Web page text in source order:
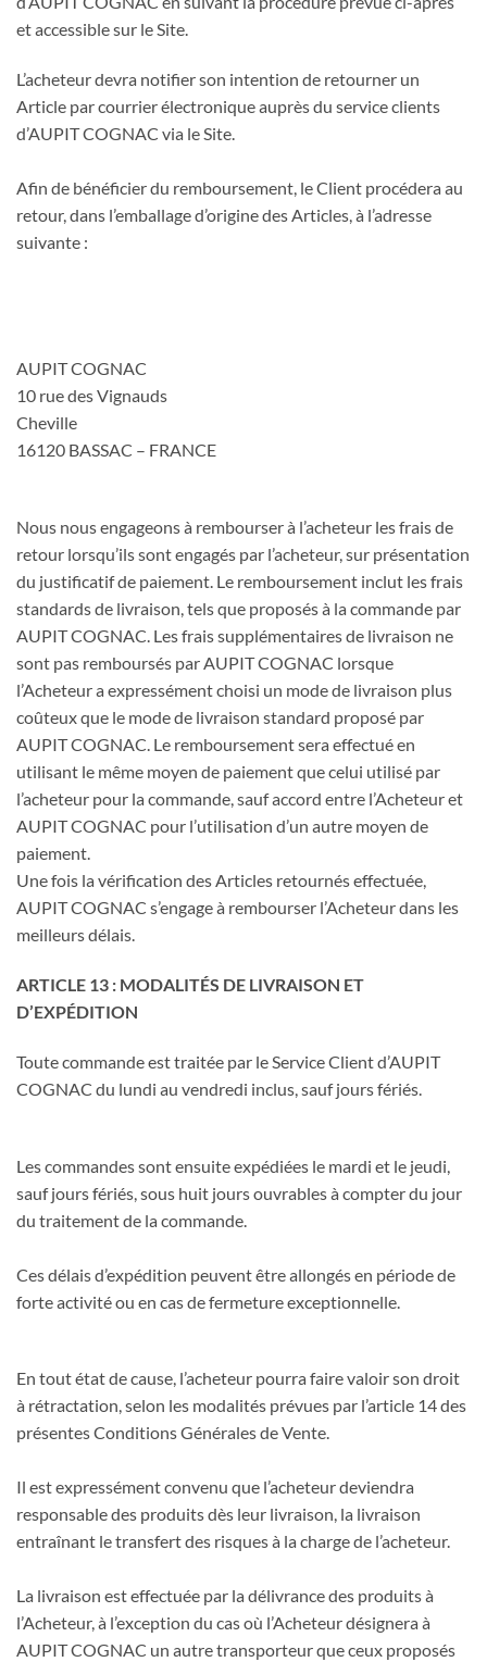
et accessible sur le Site.
L’acheteur devra notifier son intention de retourner un
Article par courrier électronique auprès du service clients
d’AUPIT COGNAC via le Site.
Afin de bénéficier du remboursement, le Client procédera au
retour, dans l’emballage d’origine des Articles, à l’adresse
suivante :
AUPIT COGNAC
10 rue des Vignauds
Cheville
16120 BASSAC – FRANCE
Nous nous engageons à rembourser à l’acheteur les frais de
retour lorsqu’ils sont engagés par l’acheteur, sur présentation
du justificatif de paiement. Le remboursement inclut les frais
standards de livraison, tels que proposés à la commande par
AUPIT COGNAC. Les frais supplémentaires de livraison ne
sont pas remboursés par AUPIT COGNAC lorsque
l’Acheteur a expressément choisi un mode de livraison plus
coûteux que le mode de livraison standard proposé par
AUPIT COGNAC. Le remboursement sera effectué en
utilisant le même moyen de paiement que celui utilisé par
l’acheteur pour la commande, sauf accord entre l’Acheteur et
AUPIT COGNAC pour l’utilisation d’un autre moyen de
paiement.
Une fois la vérification des Articles retournés effectuée,
AUPIT COGNAC s’engage à rembourser l’Acheteur dans les
meilleurs délais.
ARTICLE 13 : MODALITÉS DE LIVRAISON ET
D’EXPÉDITION
Toute commande est traitée par le Service Client d’AUPIT
COGNAC du lundi au vendredi inclus, sauf jours fériés.
Les commandes sont ensuite expédiées le mardi et le jeudi,
sauf jours fériés, sous huit jours ouvrables à compter du jour
du traitement de la commande.
Ces délais d’expédition peuvent être allongés en période de
forte activité ou en cas de fermeture exceptionnelle.
En tout état de cause, l’acheteur pourra faire valoir son droit
à rétractation, selon les modalités prévues par l’article 14 des
présentes Conditions Générales de Vente.
Il est expressément convenu que l’acheteur deviendra
responsable des produits dès leur livraison, la livraison
entraînant le transfert des risques à la charge de l’acheteur.
La livraison est effectuée par la délivrance des produits à
l’Acheteur, à l’exception du cas où l’Acheteur désignera à
AUPIT COGNAC un autre transporteur que ceux proposés